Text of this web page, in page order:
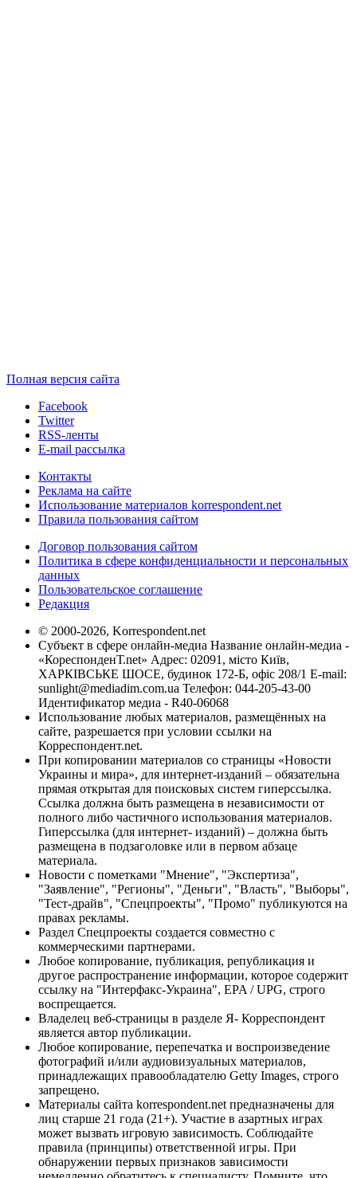
Полная версия сайта
Facebook
Twitter
RSS-ленты
E-mail рассылка
Контакты
Реклама на сайте
Использование материалов korrespondent.net
Правила пользования сайтом
Договор пользования сайтом
Политика в сфере конфиденциальности и персональных
данных
Пользовательское соглашение
Редакция
© 2000-2026, Korrespondent.net
Субъект в сфере онлайн-медиа Название онлайн-медиа -
«КореспонденТ.net» Адрес: 02091, місто Київ,
ХАРКІВСЬКЕ ШОСЕ, будинок 172-Б, офіс 208/1 E-mail:
sunlight@mediadim.com.ua Телефон: 044-205-43-00
Идентификатор медиа - R40-06068
Использование любых материалов, размещённых на
сайте, разрешается при условии ссылки на
Корреспондент.net.
При копировании материалов со страницы «Новости
Украины и мира», для интернет-изданий – обязательна
прямая открытая для поисковых систем гиперссылка.
Ссылка должна быть размещена в независимости от
полного либо частичного использования материалов.
Гиперссылка (для интернет- изданий) – должна быть
размещена в подзаголовке или в первом абзаце
материала.
Новости с пометками "Мнение", "Экспертиза",
"Заявление", "Регионы", "Деньги", "Власть", "Выборы",
"Тест-драйв", "Спецпроекты", "Промо" публикуются на
правах рекламы.
Раздел Спецпроекты создается совместно с
коммерческими партнерами.
Любое копирование, публикация, републикация и
другое распространение информации, которое содержит
ссылку на "Интерфакс-Украина", EPA / UPG, строго
воспрещается.
Владелец веб-страницы в разделе Я- Корреспондент
является автор публикации.
Любое копирование, перепечатка и воспроизведение
фотографий и/или аудиовизуальных материалов,
принадлежащих правообладателю Getty Images, строго
запрещено.
Материалы сайта korrespondent.net предназначены для
лиц старше 21 года (21+). Участие в азартных играх
может вызвать игровую зависимость. Соблюдайте
правила (принципы) ответственной игры. При
обнаружении первых признаков зависимости